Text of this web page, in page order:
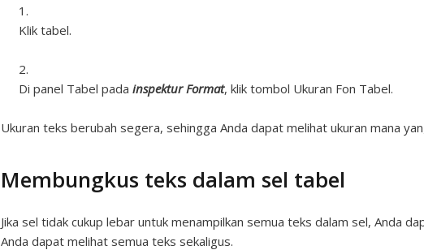
Klik tabel.
Di panel Tabel pada inspektur Format, klik tombol Ukuran Fon Tabel.
Ukuran teks berubah segera, sehingga Anda dapat melihat ukuran mana
Membungkus teks dalam sel tabel
Jika sel tidak cukup lebar untuk menampilkan semua teks dalam sel, Anda
Anda dapat melihat semua teks sekaligus.